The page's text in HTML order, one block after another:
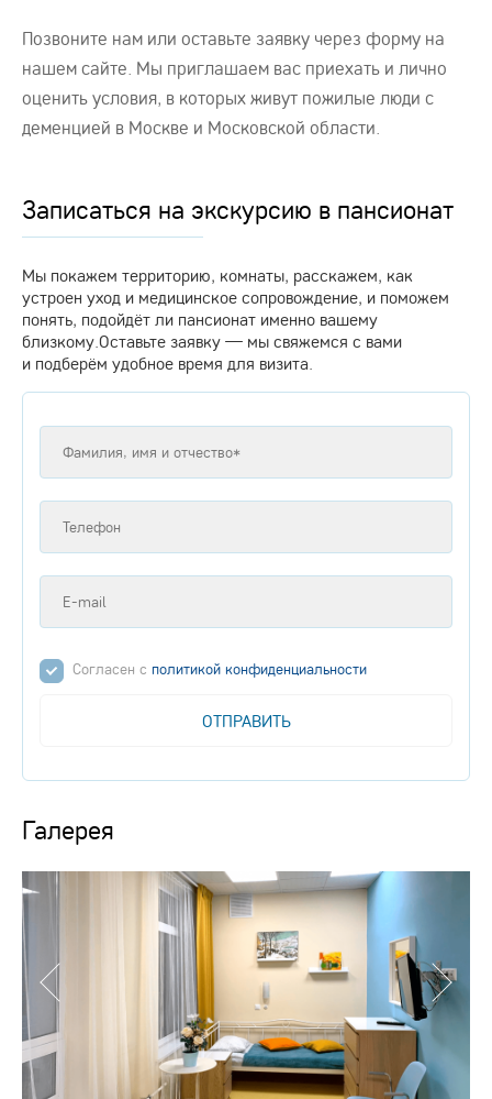
Позвоните нам или оставьте заявку через форму на
нашем сайте. Мы приглашаем вас приехать и лично
оценить условия, в которых живут пожилые люди с
деменцией в Москве и Московской области.
Записаться на экскурсию в пансионат
Мы покажем территорию, комнаты, расскажем, как
устроен уход и медицинское сопровождение, и поможем
понять, подойдёт ли пансионат именно вашему
близкому.Оставьте заявку — мы свяжемся с вами
и подберём удобное время для визита.
Согласен с политикой конфиденциальности
ОТПРАВИТЬ
Галерея